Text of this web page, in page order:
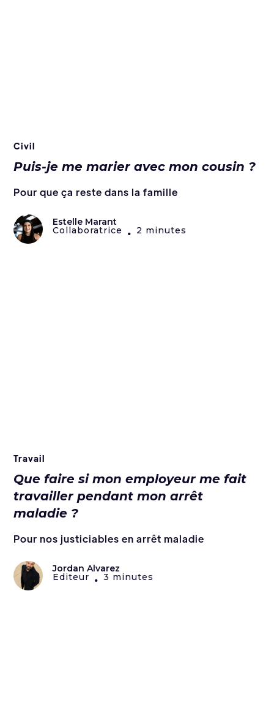
Civil
Puis-je me marier avec mon cousin ?
Pour que ça reste dans la famille
Estelle Marant
Collaboratrice • 2 minutes
Travail
Que faire si mon employeur me fait
travailler pendant mon arrêt
maladie ?
Pour nos justiciables en arrêt maladie
Jordan Alvarez
Editeur • 3 minutes